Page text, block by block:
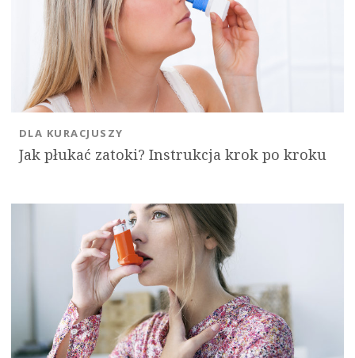
Jak płukać zatoki? Instrukcja krok po kroku
DLA KURACJUSZY